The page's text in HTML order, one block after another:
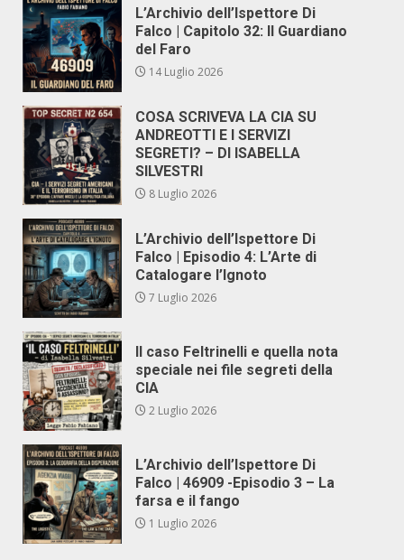
L’Archivio dell’Ispettore Di
Falco | Capitolo 32: Il Guardiano
del Faro
14 Luglio 2026
COSA SCRIVEVA LA CIA SU
ANDREOTTI E I SERVIZI
SEGRETI? – DI ISABELLA
SILVESTRI
8 Luglio 2026
L’Archivio dell’Ispettore Di
Falco | Episodio 4: L’Arte di
Catalogare l’Ignoto
7 Luglio 2026
Il caso Feltrinelli e quella nota
speciale nei file segreti della
CIA
2 Luglio 2026
L’Archivio dell’Ispettore Di
Falco | 46909 -Episodio 3 – La
farsa e il fango
1 Luglio 2026